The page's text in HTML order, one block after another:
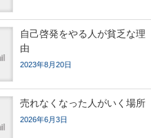
自己啓発をやる人が貧乏な理
由
2023年8月20日
売れなくなった人がいく場所
2026年6月3日